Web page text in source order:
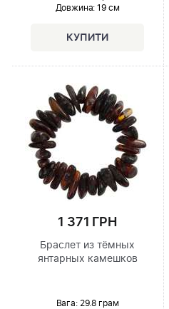
Довжина: 19 см
1 371 ГРН
Браслет из тёмных
янтарных камешков
Вага: 29.8 грам